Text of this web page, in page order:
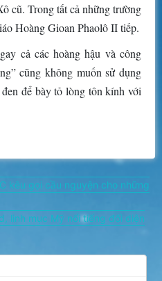
cũ. Trong tất cả những trường
Hoàng Gioan Phaolô II tiếp.
cả các hoàng hậu và công
cũng không muốn sử dụng
để bày tỏ lòng tôn kính với
kêu gọi cầu nguyện cho những
linh mục Mỹ nổi tiếng đối diện